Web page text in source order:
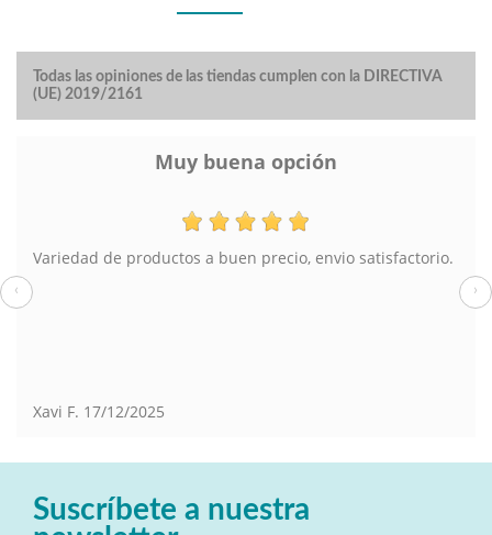
Todas las opiniones de las tiendas cumplen con la DIRECTIVA
(UE) 2019/2161
Lampara de pie
El pedido muy bien y el envío también. En tienda física
Susana13/08/2025
‹ ›
Suscríbete a nuestra